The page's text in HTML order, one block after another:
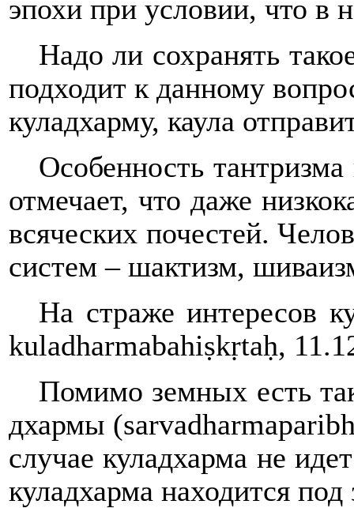
эпохи при условии, что в
Надо ли сохранять
подходит к данному
куладхарму, каула
Особенность
отмечает, что даже
всяческих почестей.
систем – шактизм,
На страже интересов
kuladharmabahiṣkṛtaḥ,
Помимо земных есть
дхармы
случае куладхарма не
куладхарма находится